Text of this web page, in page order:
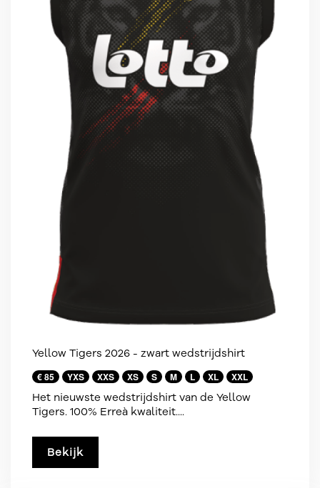
Yellow Tigers 2026 - zwart wedstrijdshirt
€ 85 YXS XXS XS S M L XL XXL
Het nieuwste wedstrijdshirt van de Yellow
Tigers. 100% Erreà kwaliteit....
Bekijk